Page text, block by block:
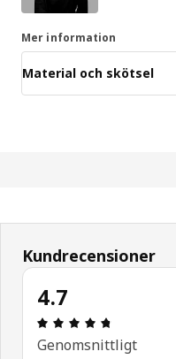
Mer information
Material och skötsel
Kundrecensioner
4.7
Genomsnittligt